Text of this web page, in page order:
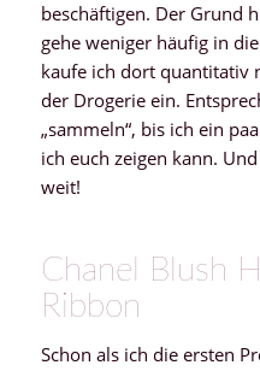
beschäftigen. Der Grund
gehe weniger häufig in
kaufe ich dort quantitativ
der Drogerie ein.
„sammeln“, bis ich ein
ich euch zeigen kann.
weit!
Chanel Blush
Ribbon
Schon als ich die ersten